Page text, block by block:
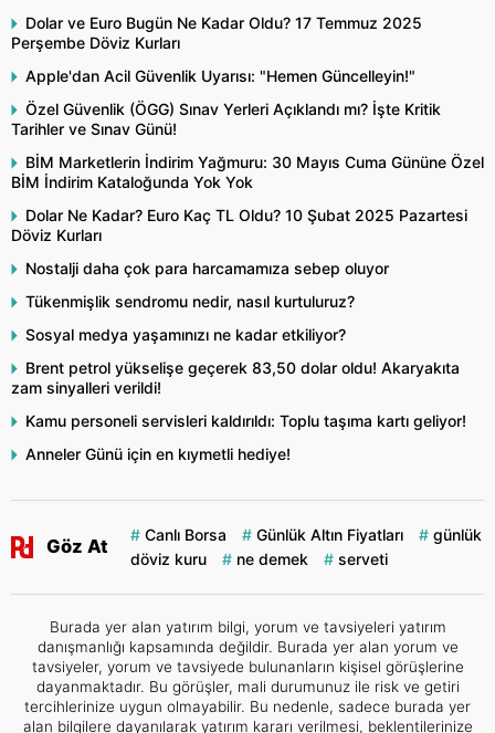
Dolar ve Euro Bugün Ne Kadar Oldu? 17 Temmuz 2025
Perşembe Döviz Kurları
Apple'dan Acil Güvenlik Uyarısı: "Hemen Güncelleyin!"
Özel Güvenlik (ÖGG) Sınav Yerleri Açıklandı mı? İşte Kritik
Tarihler ve Sınav Günü!
BİM Marketlerin İndirim Yağmuru: 30 Mayıs Cuma Gününe Özel
BİM İndirim Kataloğunda Yok Yok
Dolar Ne Kadar? Euro Kaç TL Oldu? 10 Şubat 2025 Pazartesi
Döviz Kurları
Nostalji daha çok para harcamamıza sebep oluyor
Tükenmişlik sendromu nedir, nasıl kurtuluruz?
Sosyal medya yaşamınızı ne kadar etkiliyor?
Brent petrol yükselişe geçerek 83,50 dolar oldu! Akaryakıta
zam sinyalleri verildi!
Kamu personeli servisleri kaldırıldı: Toplu taşıma kartı geliyor!
Anneler Günü için en kıymetli hediye!
Göz At
Canlı Borsa Günlük Altın Fiyatları
günlük
döviz kuru
ne demek serveti
Burada yer alan yatırım bilgi, yorum ve tavsiyeleri yatırım
danışmanlığı kapsamında değildir. Burada yer alan yorum ve
tavsiyeler, yorum ve tavsiyede bulunanların kişisel görüşlerine
dayanmaktadır. Bu görüşler, mali durumunuz ile risk ve getiri
tercihlerinize uygun olmayabilir. Bu nedenle, sadece burada yer
alan bilgilere dayanılarak yatırım kararı verilmesi, beklentilerinize